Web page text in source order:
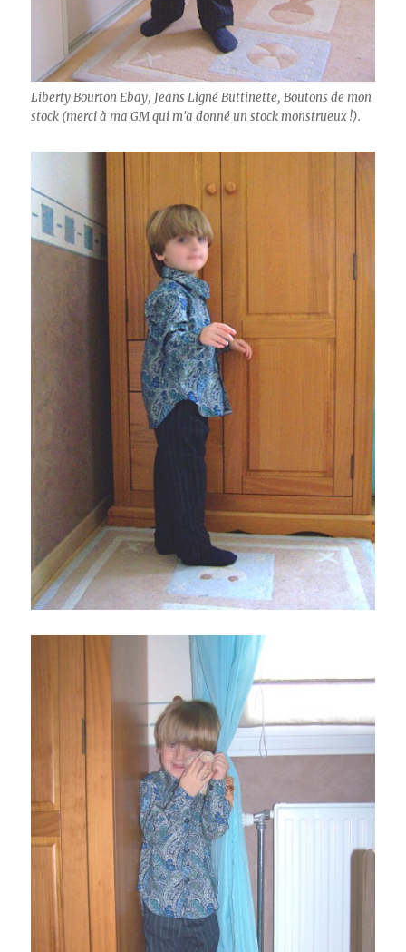
Liberty Bourton Ebay, Jeans Ligné Buttinette, Boutons de mon
stock (merci à ma GM qui m'a donné un stock monstrueux !).